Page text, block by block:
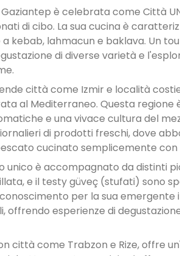
è celebrata come Città
di cibo. La sua cucina è
kebab, lahmacun e baklava. Un
di diverse varietà e
città come Izmir e località
al Mediterraneo. Questa regione
e una vivace cultura del
di prodotti freschi, dove
cucinato semplicemente con
unico è accompagnato da distinti
e il testy güveç (stufati) sono
per la sua
offrendo esperienze di
città come Trabzon e Rize, offre